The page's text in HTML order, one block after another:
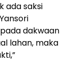
ada saksi
dakwaan
lahan, maka